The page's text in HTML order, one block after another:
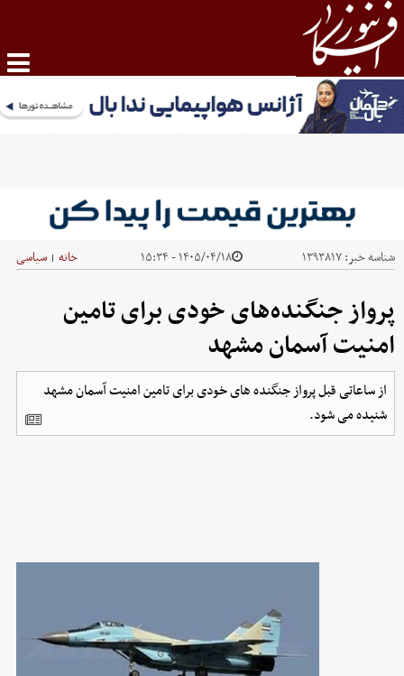
شناسه خبر:۱۳۹۳۸۱۷ ۱۴۰۵/۰۴/۱۸ - ۱۵:۳۴ خانه | سیاسی
پرواز جنگنده‌های خودی برای تامین
امنیت آسمان مشهد
از ساعاتی قبل پرواز جنگنده های خودی برای تامین امنیت آسمان مشهد
شنیده می شود.